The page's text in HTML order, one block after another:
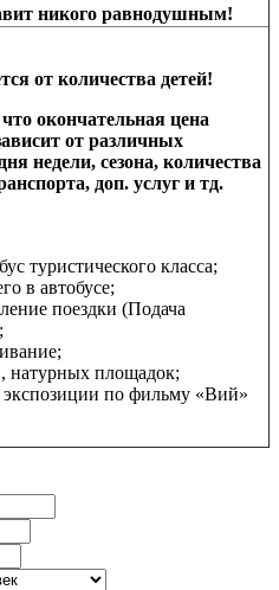
никого равнодушным!
от количества детей!
окончательная цена
от различных
недели, сезона, количества
доп. услуг и тд.
туристического класса;
в автобусе;
поездки (Подача
натурных площадок;
по фильму «Вий»